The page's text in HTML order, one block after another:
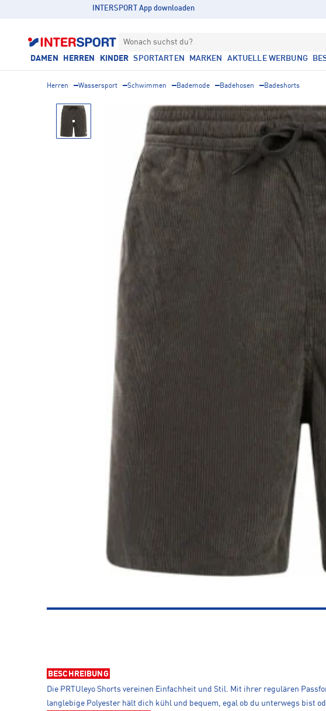
INTERSPORT App downloaden
Wonach suchst du?
DAMEN HERREN KINDER SPORTARTEN MARKEN AKTUELLE WERBUNG
Herren Wassersport Schwimmen Bademode Badehosen Badeshorts
BESCHREIBUNG
Die PRTUleyo Shorts vereinen Einfachheit und Stil. Mit ihrer regulären
langlebige Polyester hält dich kühl und bequem, egal ob du unterwegs bist